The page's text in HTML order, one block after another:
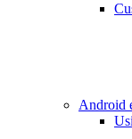
Android